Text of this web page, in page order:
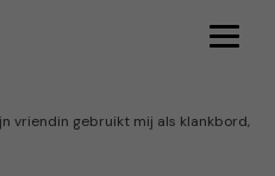
vriendin gebruikt mij als klankbord,